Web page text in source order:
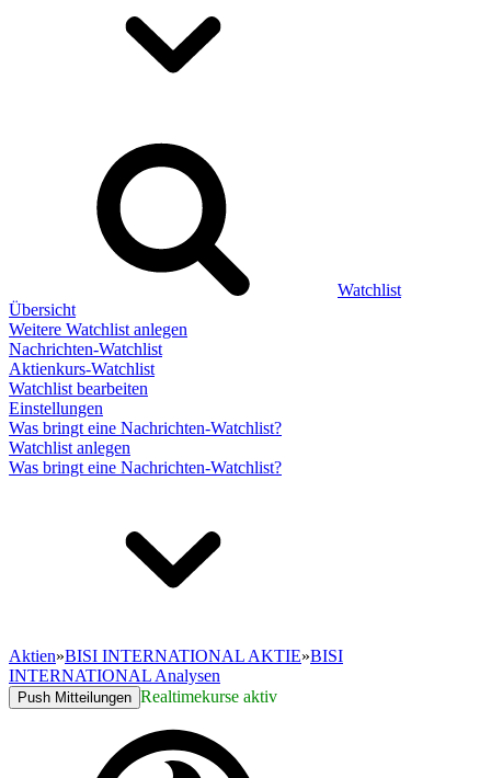
Watchlist
Übersicht
Weitere Watchlist anlegen
Nachrichten-Watchlist
Aktienkurs-Watchlist
Watchlist bearbeiten
Einstellungen
Was bringt eine Nachrichten-Watchlist?
Watchlist anlegen
Was bringt eine Nachrichten-Watchlist?
Aktien»BISI INTERNATIONAL AKTIE»BISI
INTERNATIONAL Analysen
Push Mitteilungen Realtimekurse aktiv